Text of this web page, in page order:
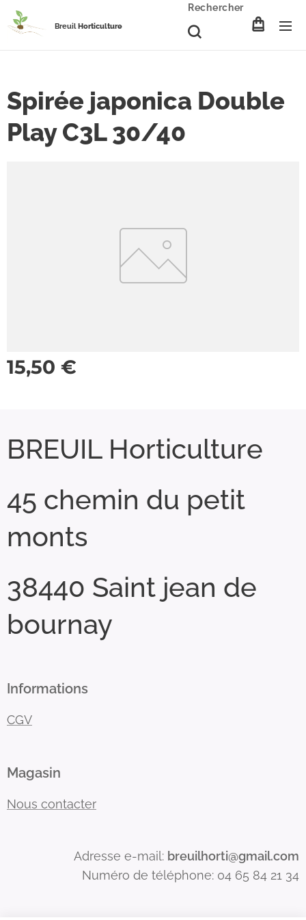
BreuilHorticulture
Rechercher
Spirée japonica Double
Play C3L 30/40
15,50 €
BREUIL Horticulture
45 chemin du petit
monts
38440 Saint jean de
bournay
Informations
CGV
Magasin
Nous contacter
Adresse e-mail: breuilhorti@gmail.com
Numéro de téléphone: 04 65 84 21 34